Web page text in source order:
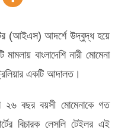
৪২
বছরের
কারাদণ্ড
(আইএস) আদর্শে উদ্বুদ্ধ হয়ে
বাংলাদেশি নারী মোমেনা
একটি আদালত।
২৬ বছর বয়সী মোমেনাকে গত
বিচারক লেসলি টেইলর এই